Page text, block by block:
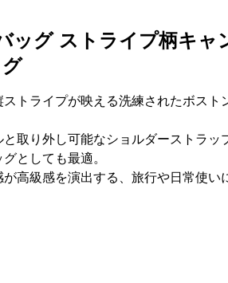
ッグ ストライプ柄キャ
ストライプが映える洗練されたボスト
取り外し可能なショルダーストラッ
としても最適。
高級感を演出する、旅行や日常使い